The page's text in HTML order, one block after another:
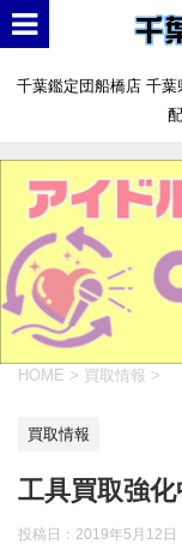
千葉鑑定団船橋店 千
HOME > 買取情報 >
買取情報
工具買取強化
投稿日： 2019年5月12日